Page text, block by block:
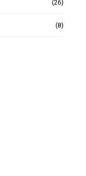
(26)
(8)